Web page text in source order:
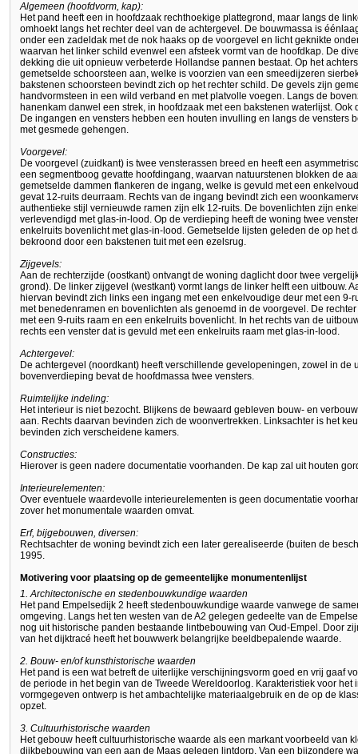
Algemeen (hoofdvorm, kap):
Het pand heeft een in hoofdzaak rechthoekige plattegrond, maar langs de
omhoekt langs het rechter deel van de achtergevel. De bouwmassa is
onder een zadeldak met de nok haaks op de voorgevel en licht geknikte
waarvan het linker schild evenwel een afsteek vormt van de hoofdkap. De
dekking die uit opnieuw verbeterde Hollandse pannen bestaat. Op het
gemetselde schoorsteen aan, welke is voorzien van een smeedijzeren
bakstenen schoorsteen bevindt zich op het rechter schild. De gevels zijn
handvormsteen in een wild verband en met platvolle voegen. Langs de
hanenkam danwel een strek, in hoofdzaak met een bakstenen waterlijst.
De ingangen en vensters hebben een houten invulling en langs de vensters
met gesmede gehengen.
Voorgevel:
De voorgevel (zuidkant) is twee vensterassen breed en heeft een
een segmentboog gevatte hoofdingang, waarvan natuurstenen blokken de
gemetselde dammen flankeren de ingang, welke is gevuld met een
gevat 12-ruits deurraam. Rechts van de ingang bevindt zich een
authentieke stijl vernieuwde ramen zijn elk 12-ruits. De bovenlichten zijn
verlevendigd met glas-in-lood. Op de verdieping heeft de woning twee
enkelruits bovenlicht met glas-in-lood. Gemetselde lijsten geleden de op het
bekroond door een bakstenen tuit met een ezelsrug.
Zijgevels:
Aan de rechterzijde (oostkant) ontvangt de woning daglicht door twee
grond). De linker zijgevel (westkant) vormt langs de linker helft een uitbouw.
hiervan bevindt zich links een ingang met een enkelvoudige deur met een 9-
met benedenramen en bovenlichten als genoemd in de voorgevel. De
met een 9-ruits raam en een enkelruits bovenlicht. In het rechts van de
rechts een venster dat is gevuld met een enkelruits raam met glas-in-lood.
Achtergevel:
De achtergevel (noordkant) heeft verschillende gevelopeningen, zowel in de
bovenverdieping bevat de hoofdmassa twee vensters.
Ruimtelijke indeling:
Het interieur is niet bezocht. Blijkens de bewaard gebleven bouw- en
aan. Rechts daarvan bevinden zich de woonvertrekken. Linksachter is het
bevinden zich verscheidene kamers.
Constructies:
Hierover is geen nadere documentatie voorhanden. De kap zal uit houten
Interieurelementen:
Over eventuele waardevolle interieurelementen is geen documentatie
zover het monumentale waarden omvat.
Erf, bijgebouwen, diversen:
Rechtsachter de woning bevindt zich een later gerealiseerde (buiten de
1995.
Motivering voor plaatsing op de gemeentelijke monumentenlijst
1. Architectonische en stedenbouwkundige waarden
Het pand Empelsedijk 2 heeft stedenbouwkundige waarde vanwege de
omgeving. Langs het ten westen van de A2 gelegen gedeelte van de
nog uit historische panden bestaande lintbebouwing van Oud-Empel. Door
van het dijktracé heeft het bouwwerk belangrijke beeldbepalende waarde.
2. Bouw- en/of kunsthistorische waarden
Het pand is een wat betreft de uiterlijke verschijningsvorm goed en vrij gaaf
de periode in het begin van de Tweede Wereldoorlog. Karakteristiek voor het
vormgegeven ontwerp is het ambachtelijke materiaalgebruik en de op de
opzet.
3. Cultuurhistorische waarden
Het gebouw heeft cultuurhistorische waarde als een markant voorbeeld van
dijkbebouwing van een aan de Maas gelegen lintdorp. Van een bijzondere